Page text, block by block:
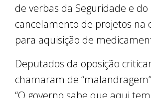
de verbas da Seguridade e do
cancelamento de projetos na
para aquisição de
Deputados da oposição
chamaram de